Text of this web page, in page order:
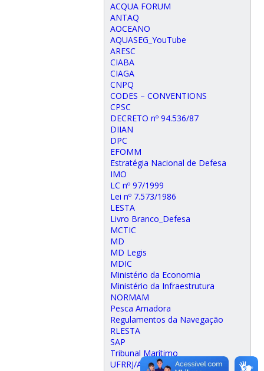
ACQUA FORUM
ANTAQ
AOCEANO
AQUASEG_YouTube
ARESC
CIABA
CIAGA
CNPQ
CODES – CONVENTIONS
CPSC
DECRETO nº 94.536/87
DIIAN
DPC
EFOMM
Estratégia Nacional de Defesa
IMO
LC nº 97/1999
Lei nº 7.573/1986
LESTA
Livro Branco_Defesa
MCTIC
MD
MD Legis
MDIC
Ministério da Economia
Ministério da Infraestrutura
NORMAM
Pesca Amadora
Regulamentos da Navegação
RLESTA
SAP
Tribunal Marítimo
UFRRJ/Acidentes/Pesca